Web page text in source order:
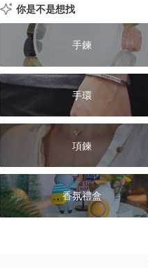
你是不是想找
手鍊
手環
項鍊
香氛禮盒